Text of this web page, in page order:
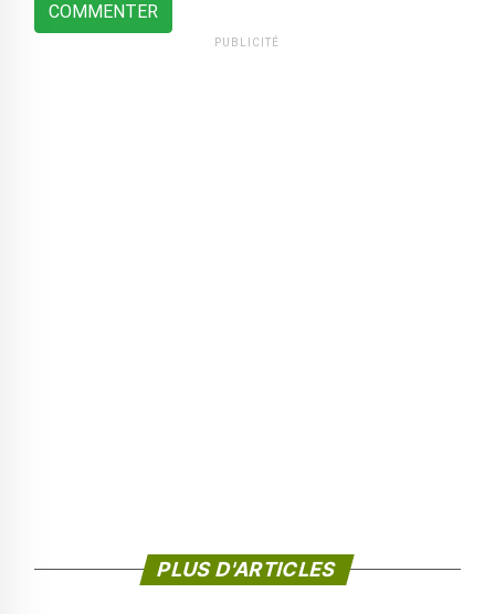
COMMENTER
PUBLICITÉ
PLUS D'ARTICLES